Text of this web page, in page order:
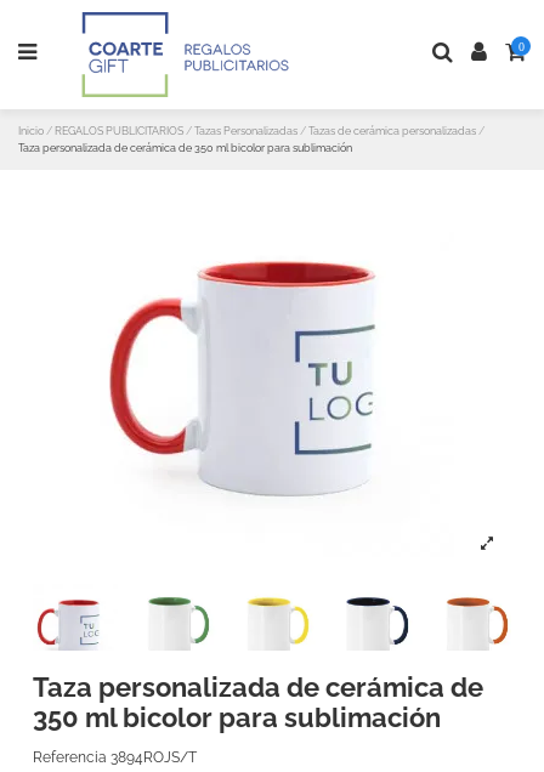
0
Inicio REGALOS PUBLICITARIOS Tazas Personalizadas
Tazas de cerámica personalizadas
Taza personalizada de cerámica de 350 ml bicolor para sublimación
Taza personalizada de cerámica de
350 ml bicolor para sublimación
Referencia 3894ROJS/T